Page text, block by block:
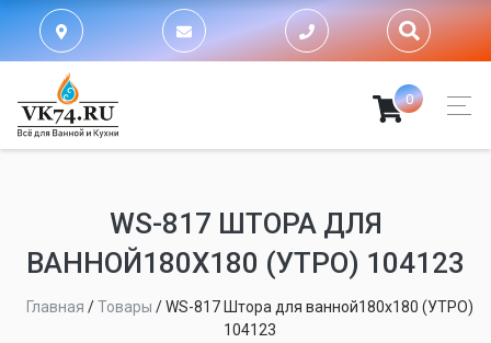
0
WS-817 ШТОРА ДЛЯ
ВАННОЙ180Х180 (УТРО) 104123
Главная /Товары /WS-817 Штора для ванной180х180 (УТРО)
104123